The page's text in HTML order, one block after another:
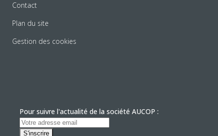
Contact
Plan du site
Gestion des cookies
Pour suivre l'actualité de la société AUCOP :